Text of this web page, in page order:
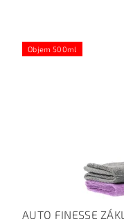
Objem 500ml
AUTO FINESSE